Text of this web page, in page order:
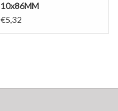
10x86MM
€5,32